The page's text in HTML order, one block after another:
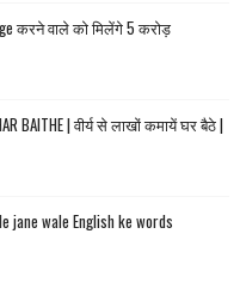
करने वाले को मिलेंगे 5 करोड़
BAITHE | वीर्य से लाखों कमायें घर बैठे |
jane wale English ke words